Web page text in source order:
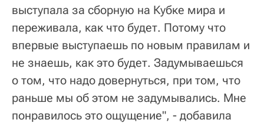
выступала за сборную на Кубке мира и
переживала, как что будет. Потому что
впервые выступаешь по новым правилам и
не знаешь, как это будет. Задумываешься
о том, что надо довернуться, при том, что
раньше мы об этом не задумывались. Мне
понравилось это ощущение", - добавила